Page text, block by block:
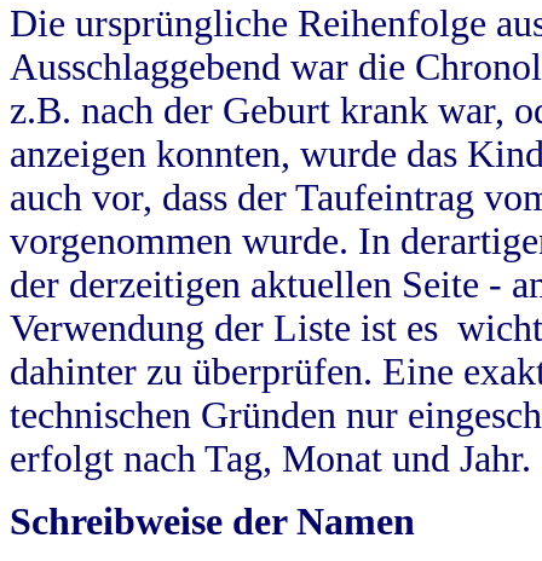
Die ursprüngliche Reihenfolge
Ausschlaggebend war die
z.B. nach der Geburt krank war,
anzeigen konnten, wurde das
auch vor, dass der Taufeintrag
vorgenommen wurde. In
der derzeitigen aktuellen Seite -
Verwendung der Liste ist es
dahinter zu überprüfen. Eine
technischen Gründen nur
erfolgt nach Tag, Monat und Jahr.
Schreibweise der Namen